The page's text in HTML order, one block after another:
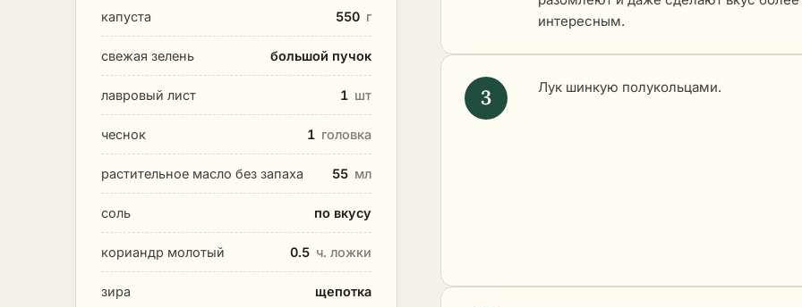
капуста 550 г
свежая зелень большой пучок
лавровый лист 1 шт
чеснок 1 головка
растительное масло без запаха 55 мл
соль по вкусу
кориандр молотый 0.5 ч. ложки
зира щепотка
интересным.
Лук шинкую полукольцами.